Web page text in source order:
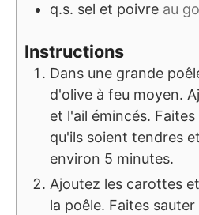
q.s. sel et poivre au
Instructions
Dans une grande
d'olive à feu moyen.
et l'ail émincés.
qu'ils soient tendres
environ 5 minutes.
Ajoutez les carottes
la poêle. Faites